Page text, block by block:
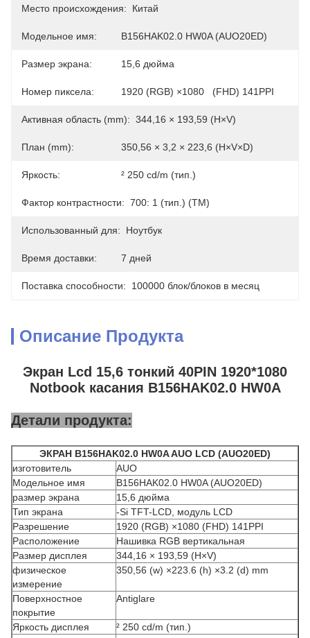
Место происхождения: Китай
Модельное имя: B156HAK02.0 HW0A (AUO20ED)
Размер экрана: 15,6 дюйма
Номер пиксела: 1920 (RGB) ×1080   (FHD) 141PPI
Активная область (mm): 344,16 × 193,59 (H×V)
План (mm): 350,56 × 3,2 × 223,6 (H×V×D)
Яркость: ² 250 cd/m (тип.)
Фактор контрастности: 700: 1 (тип.) (TM)
Использованный для: Ноутбук
Время доставки: 7 дней
Поставка способности: 100000 блок/блоков в месяц
Описание Продукта
Экран Lcd 15,6 тонкий 40PIN 1920*1080
Notbook касания B156HAK02.0 HW0A
Детали продукта:
ЭКРАН B156HAK02.0 HW0A AUO LCD (AUO20ED)
изготовитель
AUO
Модельное имя
B156HAK02.0 HW0A (AUO20ED)
размер экрана
15,6 дюйма
Тип экрана
-Si TFT-LCD, модуль LCD
Разрешение
1920 (RGB) ×1080 (FHD) 141PPI
Расположение
Нашивка RGB вертикальная
Размер дисплея
344,16 × 193,59 (H×V)
физическое
измерение
350,56 (w) ×223.6 (h) ×3.2 (d) mm
Поверхностное
покрытие
Antiglare
Яркость дисплея
² 250 cd/m (тип.)